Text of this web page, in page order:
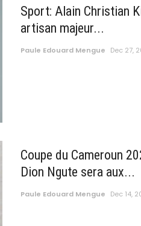
Sport: Alain Christian
artisan majeur...
Paule Edouard Mengue Dec 27,
Coupe du Cameroun
Dion Ngute sera aux...
Paule Edouard Mengue Dec 14,
de